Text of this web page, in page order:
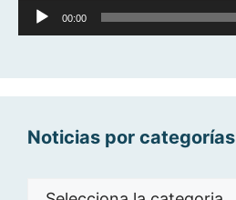
Reproductor
d'àudio
00:00
Noticias por categorías
Noticias